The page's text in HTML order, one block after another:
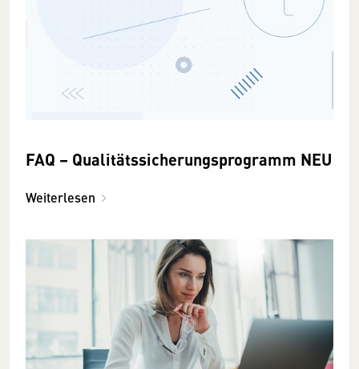
FAQ – Qualitätssicherungsprogramm NEU
Weiterlesen